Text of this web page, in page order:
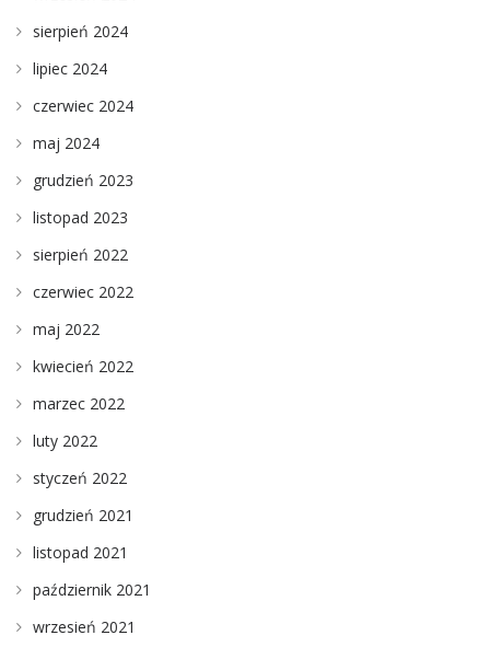
sierpień 2024
lipiec 2024
czerwiec 2024
maj 2024
grudzień 2023
listopad 2023
sierpień 2022
czerwiec 2022
maj 2022
kwiecień 2022
marzec 2022
luty 2022
styczeń 2022
grudzień 2021
listopad 2021
październik 2021
wrzesień 2021